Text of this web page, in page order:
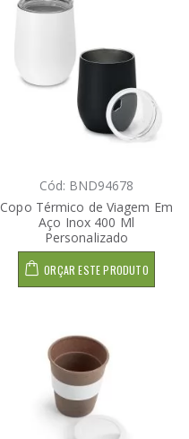
Cód: BND94678
Copo Térmico de Viagem Em
Aço Inox 400 Ml
Personalizado
ORÇAR ESTE PRODUTO